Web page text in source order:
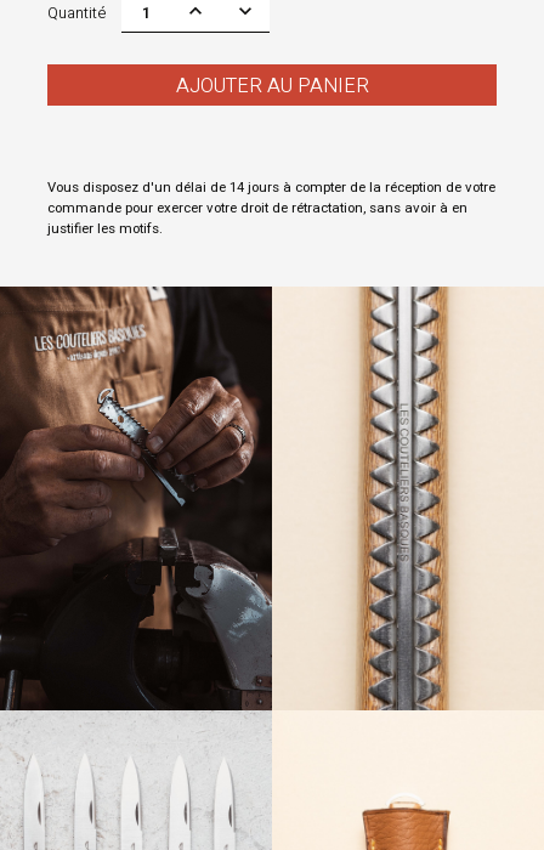
Quantité
AJOUTER AU PANIER
Vous disposez d'un délai de 14 jours à compter de la réception de votre
commande pour exercer votre droit de rétractation, sans avoir à en
justifier les motifs.